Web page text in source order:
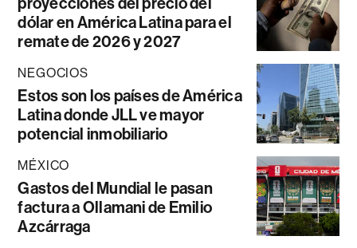
dólar en América Latina para el
remate de 2026 y 2027
NEGOCIOS
Estos son los países de América
Latina donde JLL ve mayor
potencial inmobiliario
MÉXICO
Gastos del Mundial le pasan
factura a Ollamani de Emilio
Azcárraga